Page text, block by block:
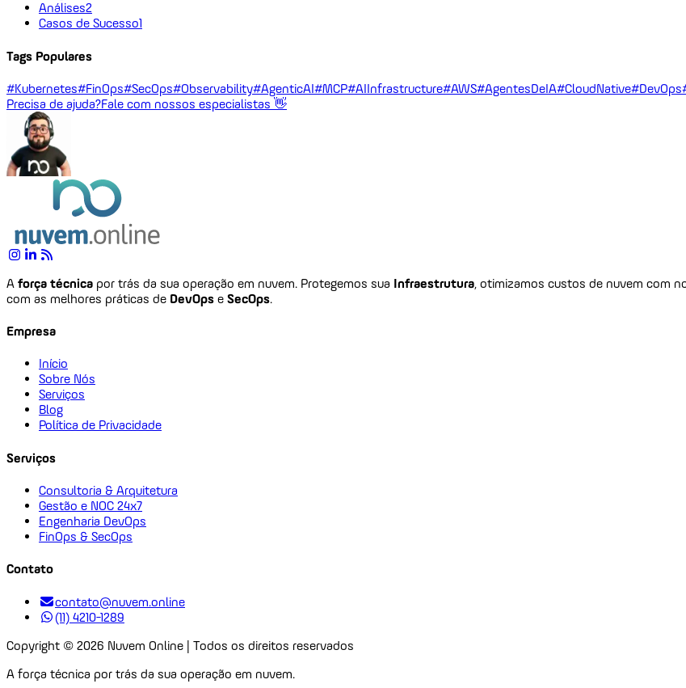
Análises2
Casos de Sucesso1
Tags Populares
#Kubernetes#FinOps#SecOps#Observability#AgenticAI#MCP#AIInfrastructure#AWS#AgentesDeIA#CloudNative#DevOps
Precisa de ajuda?Fale com nossos especialistas 👋
A força técnica por trás da sua operação em nuvem. Protegemos sua Infraestrutura, otimizamos custos de nuvem com
com as melhores práticas de DevOps e SecOps.
Empresa
Início
Sobre Nós
Serviços
Blog
Política de Privacidade
Serviços
Consultoria & Arquitetura
Gestão e NOC 24x7
Engenharia DevOps
FinOps & SecOps
Contato
contato@nuvem.online
(11) 4210-1289
Copyright © 2026 Nuvem Online | Todos os direitos reservados
A força técnica por trás da sua operação em nuvem.